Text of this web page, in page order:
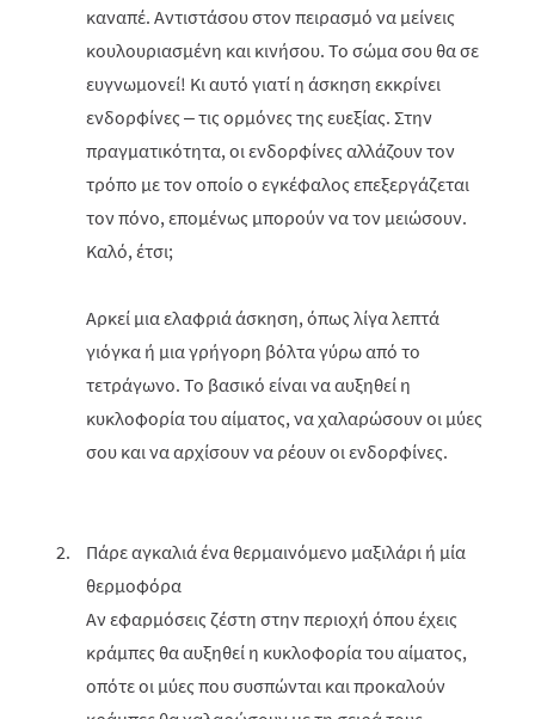
καναπέ. Αντιστάσου στον πειρασμό να μείνεις
κουλουριασμένη και κινήσου. Το σώμα σου θα σε
ευγνωμονεί! Κι αυτό γιατί η άσκηση εκκρίνει
ενδορφίνες – τις ορμόνες της ευεξίας. Στην
πραγματικότητα, οι ενδορφίνες αλλάζουν τον
τρόπο με τον οποίο ο εγκέφαλος επεξεργάζεται
τον πόνο, επομένως μπορούν να τον μειώσουν.
Καλό, έτσι;
Αρκεί μια ελαφριά άσκηση, όπως λίγα λεπτά
γιόγκα ή μια γρήγορη βόλτα γύρω από το
τετράγωνο. Το βασικό είναι να αυξηθεί η
κυκλοφορία του αίματος, να χαλαρώσουν οι μύες
σου και να αρχίσουν να ρέουν οι ενδορφίνες.
Πάρε αγκαλιά ένα θερμαινόμενο μαξιλάρι ή μία
θερμοφόρα
Αν εφαρμόσεις ζέστη στην περιοχή όπου έχεις
κράμπες θα αυξηθεί η κυκλοφορία του αίματος,
οπότε οι μύες που συσπώνται και προκαλούν